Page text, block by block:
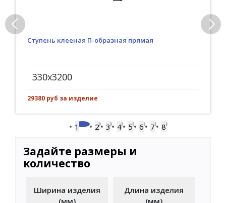
Ступень клееная П-образная прямая
330x3200
29380 руб за изделие
1 2 3 4 5 6 7 8
Задайте размеры и
количество
Ширина изделия
(мм)
Длина изделия
(мм)